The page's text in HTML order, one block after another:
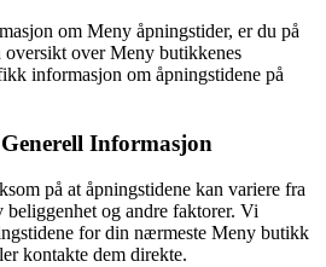
om Meny åpningstider, er du på
over Meny butikkenes
informasjon om åpningstidene på
Informasjon
på at åpningstidene kan variere fra
og andre faktorer. Vi
for din nærmeste Meny butikk
kontakte dem direkte.